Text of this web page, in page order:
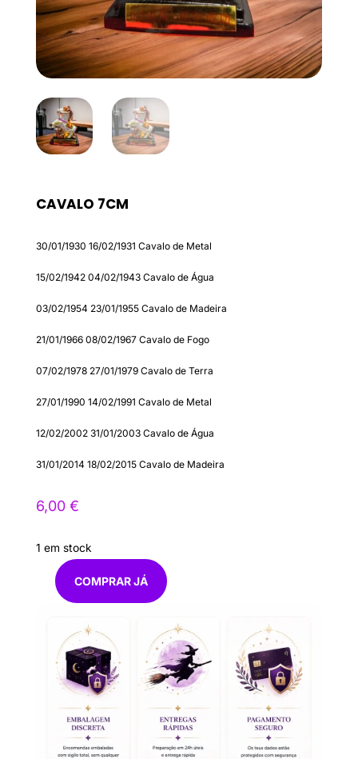
CAVALO 7CM
30/01/1930 16/02/1931 Cavalo de Metal
15/02/1942 04/02/1943 Cavalo de Água
03/02/1954 23/01/1955 Cavalo de Madeira
21/01/1966 08/02/1967 Cavalo de Fogo
07/02/1978 27/01/1979 Cavalo de Terra
27/01/1990 14/02/1991 Cavalo de Metal
12/02/2002 31/01/2003 Cavalo de Água
31/01/2014 18/02/2015 Cavalo de Madeira
6,00 €
1 em stock
Quantidade
Cavalo
7cm
COMPRAR JÁ